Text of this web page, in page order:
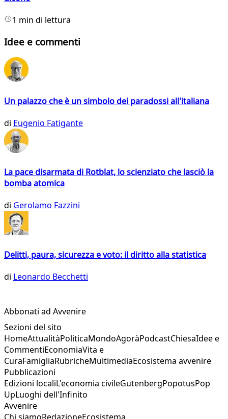
1 min di lettura
Idee e commenti
Un palazzo che è un simbolo dei paradossi all'italiana
di Eugenio Fatigante
La pace disarmata di Rotblat, lo scienziato che lasciò la
bomba atomica
di Gerolamo Fazzini
Delitti, paura, sicurezza e voto: il diritto alla statistica
di Leonardo Becchetti
Abbonati ad Avvenire
Sezioni del sito
HomeAttualitàPoliticaMondoAgoràPodcastChiesaIdee e
CommentiEconomiaVita e
CuraFamigliaRubricheMultimediaEcosistema avvenire
Pubblicazioni
Edizioni localiL'economia civileGutenbergPopotusPop
UpLuoghi dell'Infinito
Avvenire